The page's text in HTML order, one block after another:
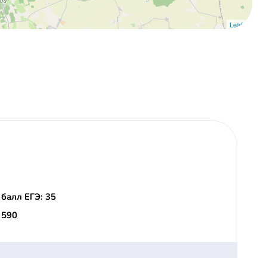
Leaflet
ЕГЭ: 35
590